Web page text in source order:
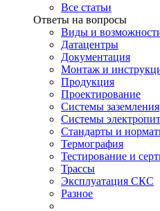
Все статьи
Ответы на вопросы
Виды и
Датацентры
Документация
Монтаж и
Продукция
Проектирование
Системы заземления
Системы
Стандарты и
Термография
Тестирование и
Трассы
Эксплуатация СКС
Разное